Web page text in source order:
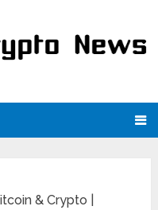
& Crypto |